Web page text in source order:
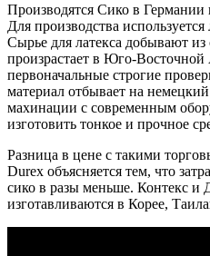
Производятся Сико в Германии
Для производства
Сырье для латекса добывают из
произрастает в Юго-
первоначальные строгие
материал отбывает на
махинации с современным
изготовить тонкое и прочное
Разница в цене с такими
Durex объясняется тем, что
сико в разы меньше. Контекс и
изготавливаются в Корее,